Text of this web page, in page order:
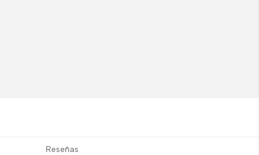
Reseñas